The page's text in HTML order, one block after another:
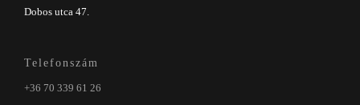
Dobos utca 47.
Telefonszám
+36 70 339 61 26